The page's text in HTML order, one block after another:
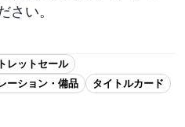
さい。
レットセール
ーション・備品 タイトルカード